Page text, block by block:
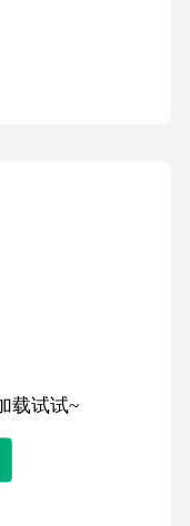
载试试~